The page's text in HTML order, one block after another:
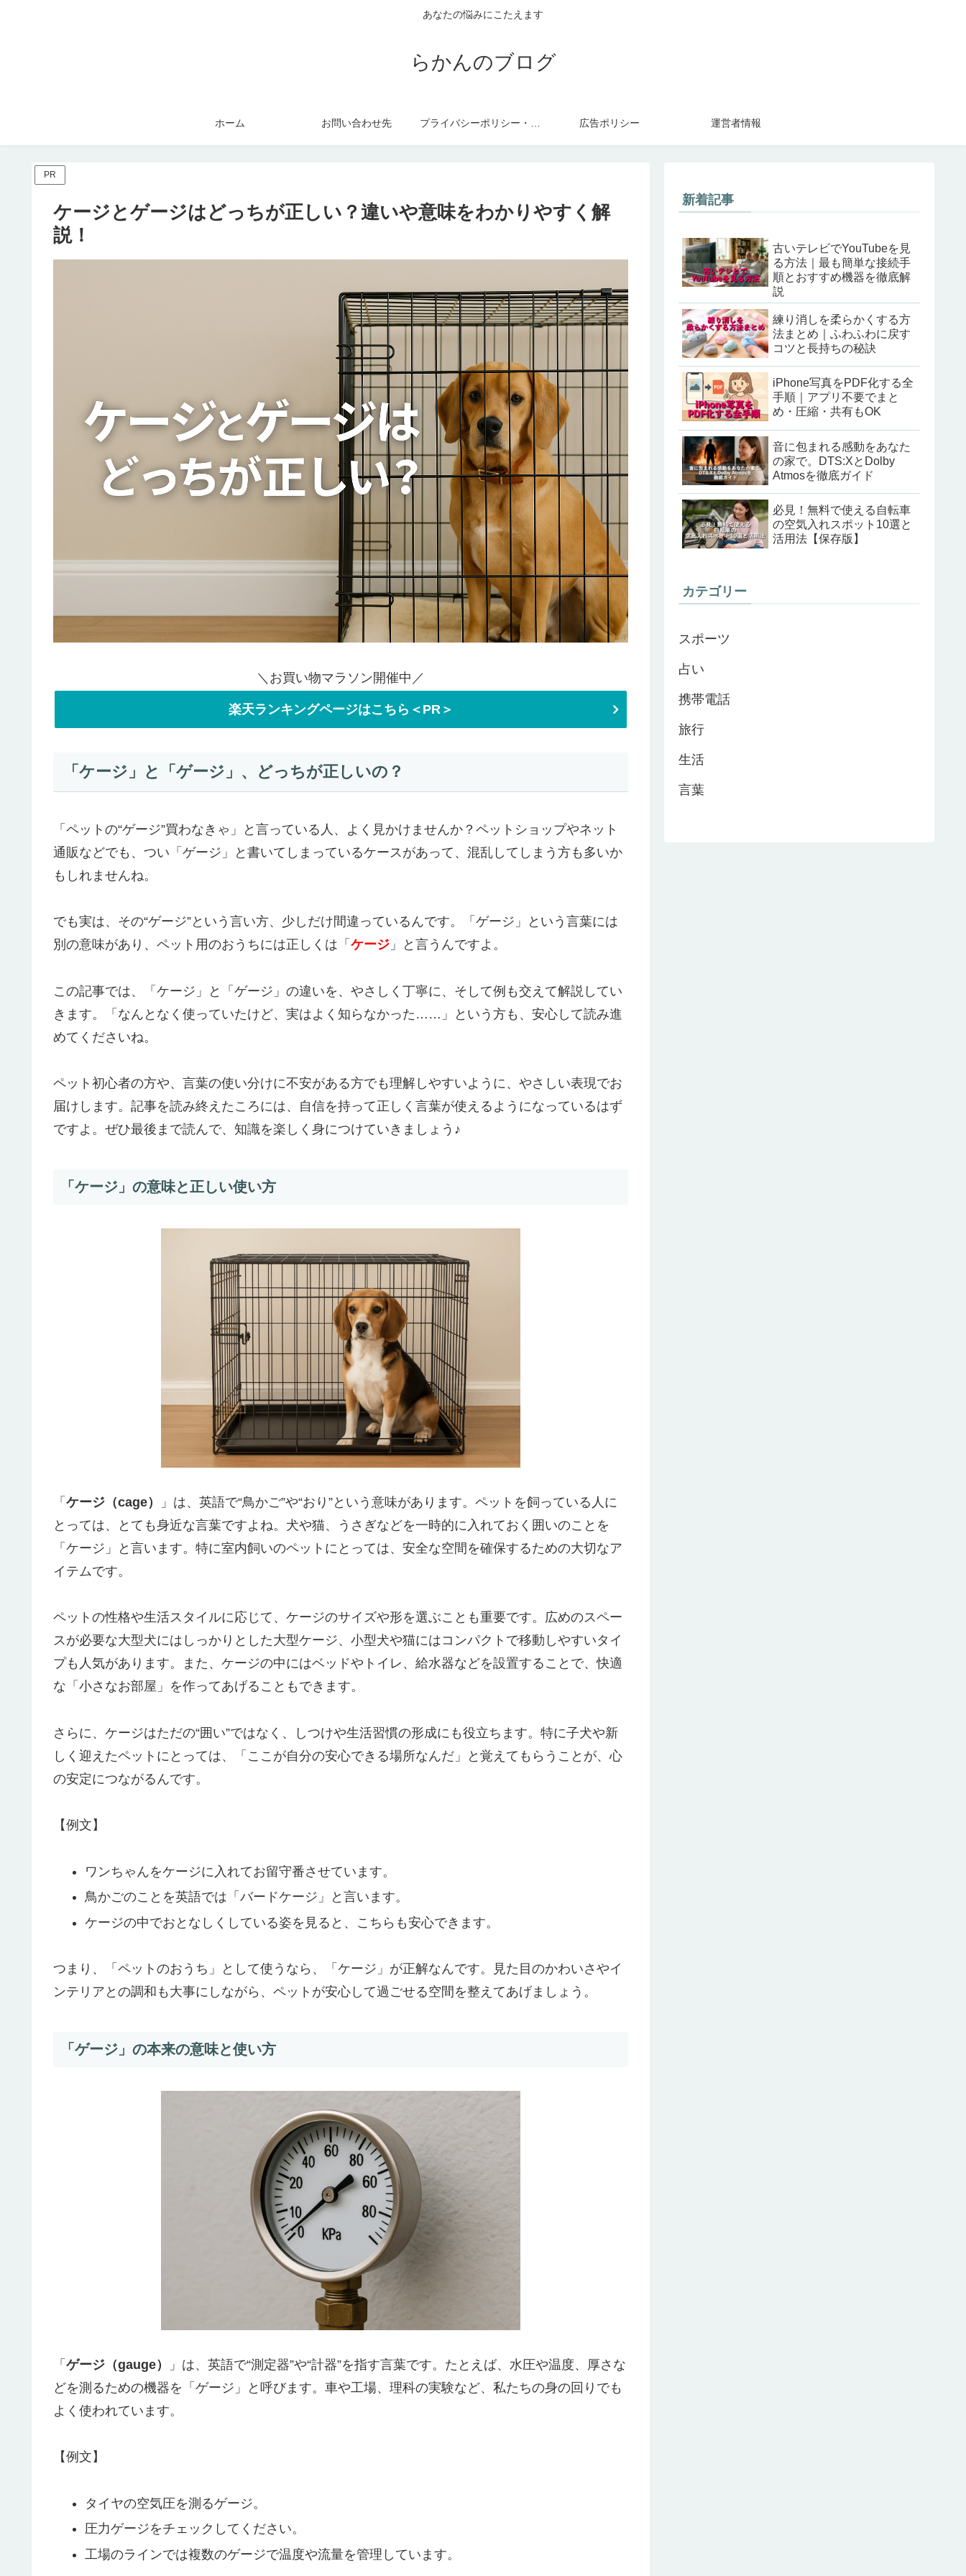
あなたの悩みにこたえます
らかんのブログ
ホーム お問い合わせ先 プライバシーポリシー・免責事項 広告ポリシー 運営者情報
PR
ケージとゲージはどっちが正しい？違いや意味をわかりやすく解
説！
＼お買い物マラソン開催中／
楽天ランキングページはこちら＜PR＞
「ケージ」と「ゲージ」、どっちが正しいの？
「ペットの“ゲージ”買わなきゃ」と言っている人、よく見かけませんか？ペットショップやネット
通販などでも、つい「ゲージ」と書いてしまっているケースがあって、混乱してしまう方も多いか
もしれませんね。
でも実は、その“ゲージ”という言い方、少しだけ間違っているんです。「ゲージ」という言葉には
別の意味があり、ペット用のおうちには正しくは「 ケージ 」と言うんですよ。
この記事では、「ケージ」と「ゲージ」の違いを、やさしく丁寧に、そして例も交えて解説してい
きます。「なんとなく使っていたけど、実はよく知らなかった……」という方も、安心して読み進
めてくださいね。
ペット初心者の方や、言葉の使い分けに不安がある方でも理解しやすいように、やさしい表現でお
届けします。記事を読み終えたころには、自信を持って正しく言葉が使えるようになっているはず
ですよ。ぜひ最後まで読んで、知識を楽しく身につけていきましょう♪
「ケージ」の意味と正しい使い方
「 ケージ（cage）
」は、英語で“鳥かご”や“おり”という意味があります。ペットを飼っている人に
とっては、とても身近な言葉ですよね。犬や猫、うさぎなどを一時的に入れておく囲いのことを
「ケージ」と言います。特に室内飼いのペットにとっては、安全な空間を確保するための大切なア
イテムです。
ペットの性格や生活スタイルに応じて、ケージのサイズや形を選ぶことも重要です。広めのスペー
スが必要な大型犬にはしっかりとした大型ケージ、小型犬や猫にはコンパクトで移動しやすいタイ
プも人気があります。また、ケージの中にはベッドやトイレ、給水器などを設置することで、快適
な「小さなお部屋」を作ってあげることもできます。
さらに、ケージはただの“囲い”ではなく、しつけや生活習慣の形成にも役立ちます。特に子犬や新
しく迎えたペットにとっては、「ここが自分の安心できる場所なんだ」と覚えてもらうことが、心
の安定につながるんです。
【例文】
ワンちゃんをケージに入れてお留守番させています。
鳥かごのことを英語では「バードケージ」と言います。
ケージの中でおとなしくしている姿を見ると、こちらも安心できます。
つまり、「ペットのおうち」として使うなら、「ケージ」が正解なんです。見た目のかわいさやイ
ンテリアとの調和も大事にしながら、ペットが安心して過ごせる空間を整えてあげましょう。
「ゲージ」の本来の意味と使い方
「 ゲージ（gauge）
」は、英語で“測定器”や“計器”を指す言葉です。たとえば、水圧や温度、厚さな
どを測るための機器を「ゲージ」と呼びます。車や工場、理科の実験など、私たちの身の回りでも
よく使われています。
【例文】
タイヤの空気圧を測るゲージ。
圧力ゲージをチェックしてください。
工場のラインでは複数のゲージで温度や流量を管理しています。
新着記事
古いテレビでYouTubeを見
る方法｜最も簡単な接続手
順とおすすめ機器を徹底解
説
練り消しを柔らかくする方
法まとめ｜ふわふわに戻す
コツと長持ちの秘訣
iPhone写真をPDF化する全
手順｜アプリ不要でまと
め・圧縮・共有もOK
音に包まれる感動をあなた
の家で。DTS:XとDolby
Atmosを徹底ガイド
必見！無料で使える自転車
の空気入れスポット10選と
活用法【保存版】
カテゴリー
スポーツ
占い
携帯電話
旅行
生活
言葉